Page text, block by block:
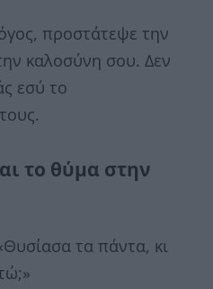
προστάτεψε την
καλοσύνη σου. Δεν
εσύ το
το θύμα στην
τα πάντα, κι